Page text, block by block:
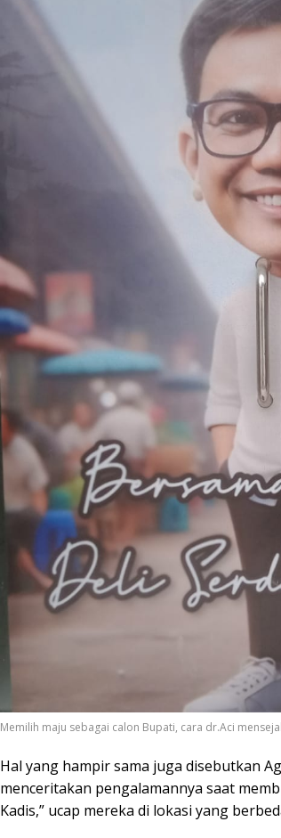
Memilih maju sebagai calon Bupati, cara dr.Aci
Hal yang hampir sama juga disebutkan
menceritakan pengalamannya saat
Kadis,” ucap mereka di lokasi yang